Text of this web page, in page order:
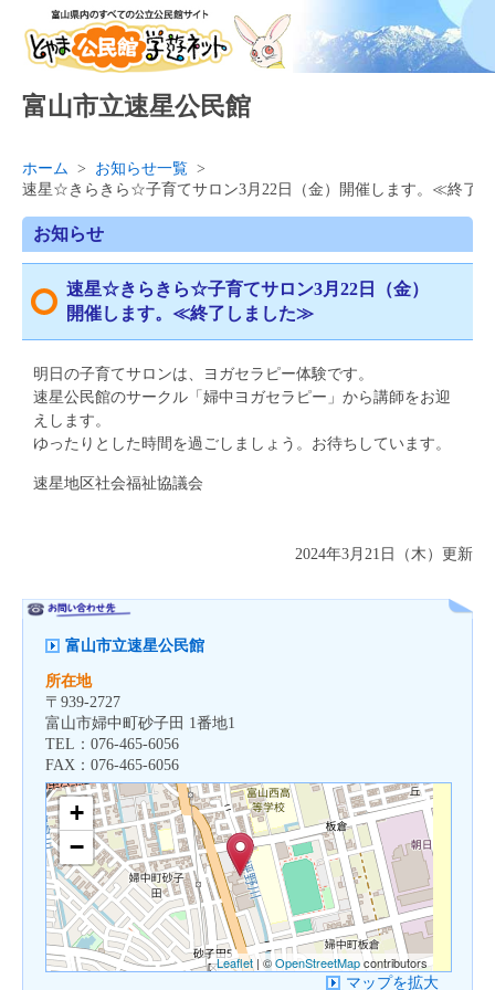
富山市立速星公民館
ホーム > お知らせ一覧 >
速星☆きらきら☆子育てサロン3月22日（金）開催します。≪終了
お知らせ
速星☆きらきら☆子育てサロン3月22日（金）
開催します。≪終了しました≫
明日の子育てサロンは、ヨガセラピー体験です。
速星公民館のサークル「婦中ヨガセラピー」から講師をお迎
えします。
ゆったりとした時間を過ごしましょう。お待ちしています。
速星地区社会福祉協議会
2024年3月21日（木）更新
富山市立速星公民館
所在地
〒 939-2727
富山市婦中町砂子田 1番地1
TEL： 076-465-6056
FAX： 076-465-6056
+
−
Leaflet | ©OpenStreetMapcontributors
マップを拡大